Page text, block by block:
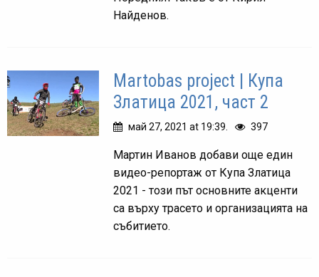
Найденов.
Martobas project | Купа
Златица 2021, част 2
май 27, 2021 at 19:39. 397
Мартин Иванов добави още един
видео-репортаж от Купа Златица
2021 - този път основните акценти
са върху трасето и организацията на
събитието.